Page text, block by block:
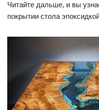
Читайте дальше, и вы
покрытии стола